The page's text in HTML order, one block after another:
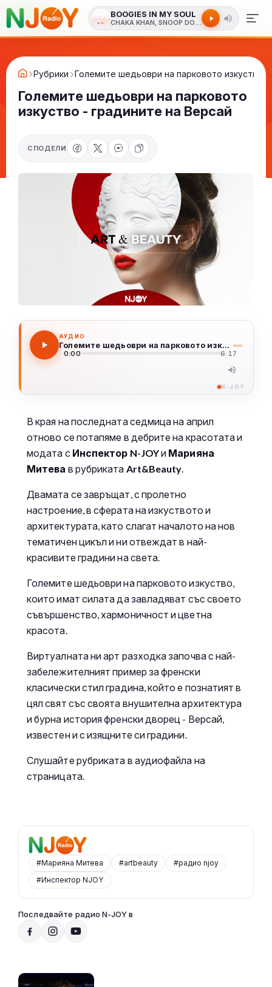
BOOGIES IN MY SOUL
CHAKA KHAN, SNOOP DOGG
Рубрики Големите шедьоври на парковото изкуство -
Големите шедьоври на парковото
изкуство - градините на Версай
СПОДЕЛИ
АУДИО
Големите шедьоври на парковото изкуство - градините на Версай
0:00 6:17
N-JOY
В края на последната седмица на април
отново се потапяме в дебрите на красотата и
модата с Инспектор N-JOYи Марияна
Митева в рубриката Art&Beauty.
Двамата се завръщат, с пролетно
настроение, в сферата на изкуството и
архитектурата, като слагат началото на нов
тематичен цикъл и ни отвеждат в най-
красивите градини на света.
Големите шедьоври на парковото изкуство,
които имат силата да завладяват със своето
съвършенство, хармоничност и цветна
красота.
Виртуалната ни арт разходка започва с най-
забележителният пример за френски
класически стил градина, който е познатият в
цял свят със своята внушителна архитектура
и бурна история френски дворец - Версай,
известен и с изящните си градини.
Слушайте рубриката в аудиофайла на
страницата.
#Марияна Митева #artbeauty
#радио njoy
#Инспектор NJOY
Последвайте радио N-JOY в
СЛУШАЙ
14:00 - 17:00